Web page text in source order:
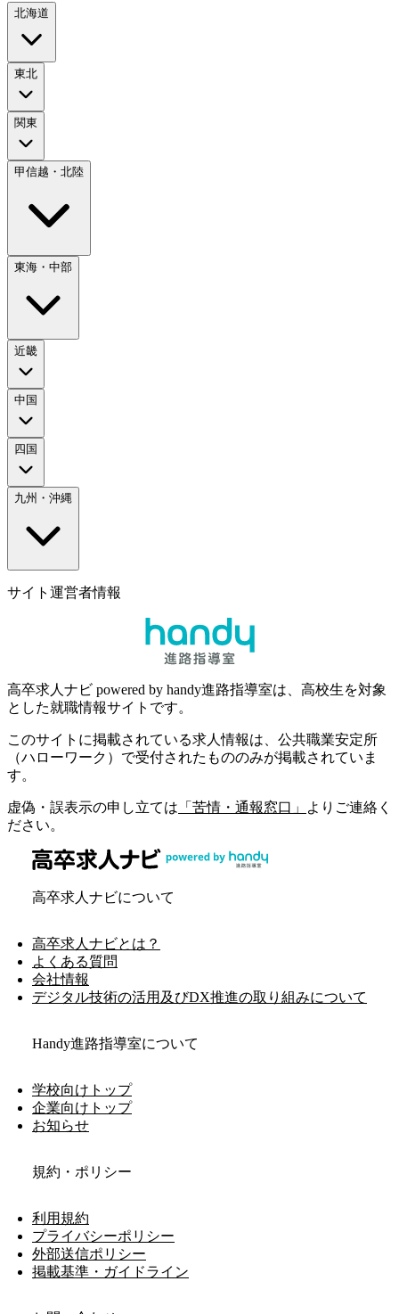
北海道
東北
関東
甲信越・北陸
東海・中部
近畿
中国
四国
九州・沖縄
サイト運営者情報
高卒求人ナビ powered by handy進路指導室は、高校生を対象
とした就職情報サイトです。
このサイトに掲載されている求人情報は、公共職業安定所
（ハローワーク）で受付されたもののみが掲載されていま
す。
虚偽・誤表示の申し立ては 「苦情・通報窓口」
よりご連絡く
ださい。
高卒求人ナビについて
高卒求人ナビとは？
よくある質問
会社情報
デジタル技術の活用及びDX推進の取り組みについて
Handy進路指導室について
学校向けトップ
企業向けトップ
お知らせ
規約・ポリシー
利用規約
プライバシーポリシー
外部送信ポリシー
掲載基準・ガイドライン